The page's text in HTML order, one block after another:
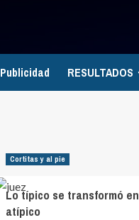
Publicidad RESULTADOS
Cortitas y al pie
Lo típico se transformó en
atípico